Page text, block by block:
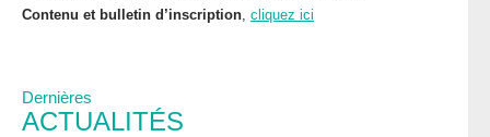
Dernières
ACTUALITÉS
Contenu et bulletin d’inscription cliquez ici